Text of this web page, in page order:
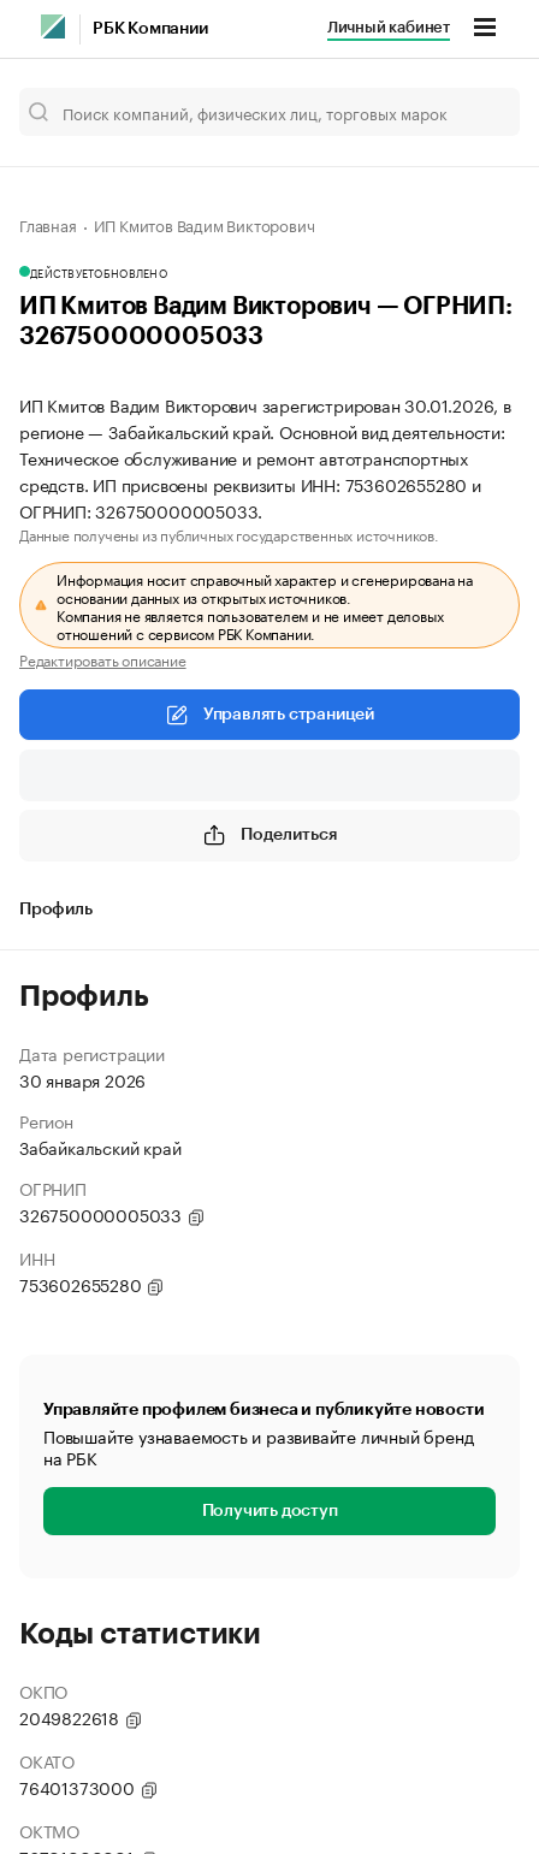
РБК Компании Личный кабинет
Главная ИП Кмитов Вадим Викторович
ДЕЙСТВУЕТОБНОВЛЕНО
ИП Кмитов Вадим Викторович — ОГРНИП:
326750000005033
ИП Кмитов Вадим Викторович зарегистрирован 30.01.2026, в
регионе — Забайкальский край. Основной вид деятельности:
Техническое обслуживание и ремонт автотранспортных
средств. ИП присвоены реквизиты ИНН: 753602655280 и
ОГРНИП: 326750000005033.
Данные получены из публичных государственных источников.
Информация носит справочный характер и сгенерирована на
основании данных из открытых источников.
Компания не является пользователем и не имеет деловых
отношений с сервисом РБК Компании.
Редактировать описание
Управлять страницей
Поделиться
Профиль
Профиль
Дата регистрации
30 января 2026
Регион
Забайкальский край
ОГРНИП
326750000005033
ИНН
753602655280
Управляйте профилем бизнеса и публикуйте новости
Повышайте узнаваемость и развивайте личный бренд
на РБК
Получить доступ
Коды статистики
ОКПО
2049822618
ОКАТО
76401373000
ОКТМО